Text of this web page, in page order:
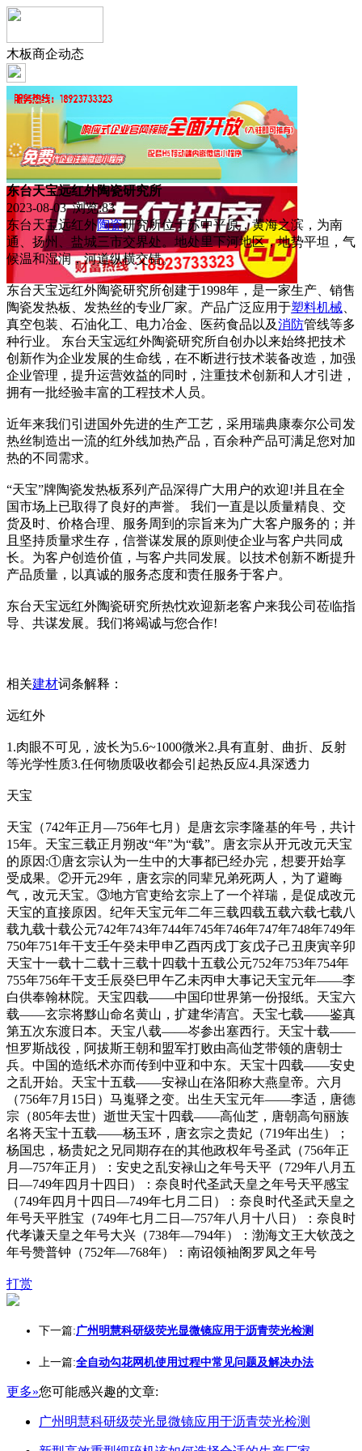
木板商企动态
东台天宝远红外陶瓷研究所
2023-08-03 浏览:83
东台天宝远红外陶瓷研究所位于苏中平原，黄海之滨，为南
通、扬州、盐城三市交界处。地处里下河地区，地势平坦，气
候温和湿润，河道纵横交错。
东台天宝远红外陶瓷研究所创建于1998年，是一家生产、销售
陶瓷发热板、发热丝的专业厂家。产品广泛应用于塑料机械
真空包装、石油化工、电力冶金、医药食品以及消防管线等多
种行业。 东台天宝远红外陶瓷研究所自创办以来始终把技术
创新作为企业发展的生命线，在不断进行技术装备改造，加强
企业管理，提升运营效益的同时，注重技术创新和人才引进，
拥有一批经验丰富的工程技术人员。
近年来我们引进国外先进的生产工艺，采用瑞典康泰尔公司发
热丝制造出一流的红外线加热产品，百余种产品可满足您对加
热的不同需求。
“天宝”牌陶瓷发热板系列产品深得广大用户的欢迎!并且在全
国市场上已取得了良好的声誉。 我们一直是以质量精良、交
货及时、价格合理、服务周到的宗旨来为广大客户服务的；并
且坚持质量求生存，信誉谋发展的原则使企业与客户共同成
长。为客户创造价值，与客户共同发展。以技术创新不断提升
产品质量，以真诚的服务态度和责任服务于客户。
东台天宝远红外陶瓷研究所热忱欢迎新老客户来我公司莅临指
导、共谋发展。我们将竭诚与您合作!
相关建材词条解释：
远红外
1.肉眼不可见，波长为5.6~1000微米2.具有直射、曲折、反射
等光学性质3.任何物质吸收都会引起热反应4.具深透力
天宝
天宝（742年正月—756年七月）是唐玄宗李隆基的年号，共计
15年。天宝三载正月朔改“年”为“载”。唐玄宗从开元改元天宝
的原因:①唐玄宗认为一生中的大事都已经办完，想要开始享
受成果。②开元29年，唐玄宗的同辈兄弟死两人，为了避晦
气，改元天宝。③地方官吏给玄宗上了一个祥瑞，是促成改元
天宝的直接原因。纪年天宝元年二年三载四载五载六载七载八
载九载十载公元742年743年744年745年746年747年748年749年
750年751年干支壬午癸未甲申乙酉丙戌丁亥戊子己丑庚寅辛卯
天宝十一载十二载十三载十四载十五载公元752年753年754年
755年756年干支壬辰癸巳甲午乙未丙申大事记天宝元年——李
白供奉翰林院。天宝四载——中国印世界第一份报纸。天宝六
载——玄宗将黟山命名黄山，扩建华清宫。天宝七载——鉴真
第五次东渡日本。天宝八载——岑参出塞西行。天宝十载——
怛罗斯战役，阿拔斯王朝和盟军打败由高仙芝带领的唐朝士
兵。中国的造纸术亦而传到中亚和中东。天宝十四载——安史
之乱开始。天宝十五载——安禄山在洛阳称大燕皇帝。六月
（756年7月15日）马嵬驿之变。出生天宝元年——李适，唐德
宗（805年去世）逝世天宝十四载——高仙芝，唐朝高句丽族
名将天宝十五载——杨玉环，唐玄宗之贵妃（719年出生）；
杨国忠，杨贵妃之兄同期存在的其他政权年号圣武（756年正
月—757年正月）：安史之乱安禄山之年号天平（729年八月五
日—749年四月十四日）：奈良时代圣武天皇之年号天平感宝
（749年四月十四日—749年七月二日）：奈良时代圣武天皇之
年号天平胜宝（749年七月二日—757年八月十八日）：奈良时
代孝谦天皇之年号大兴（738年—794年）：渤海文王大钦茂之
年号赞普钟（752年—768年）：南诏领袖阁罗凤之年号
打赏
下一篇:广州明慧科研级荧光显微镜应用于沥青荧光检测
上一篇:全自动勾花网机使用过程中常见问题及解决办法
更多»您可能感兴趣的文章:
广州明慧科研级荧光显微镜应用于沥青荧光检测